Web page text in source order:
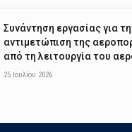
Συνάντηση εργασίας για
αντιμετώπιση της
από τη λειτουργία του
25 Ιουλίου 2026